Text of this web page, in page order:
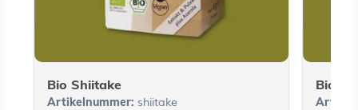
Bio Shiitake
Artikelnummer: shiitake
Bio